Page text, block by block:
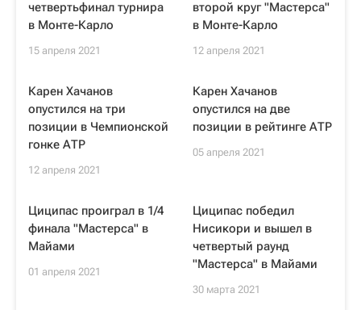
четвертьфинал турнира
в Монте-Карло
15 апреля 2021
второй круг "Мастерса"
в Монте-Карло
12 апреля 2021
Карен Хачанов
опустился на три
позиции в Чемпионской
гонке АТР
12 апреля 2021
Карен Хачанов
опустился на две
позиции в рейтинге АТР
05 апреля 2021
Циципас проиграл в 1/4
финала "Мастерса" в
Майами
01 апреля 2021
Циципас победил
Нисикори и вышел в
четвертый раунд
"Мастерса" в Майами
30 марта 2021